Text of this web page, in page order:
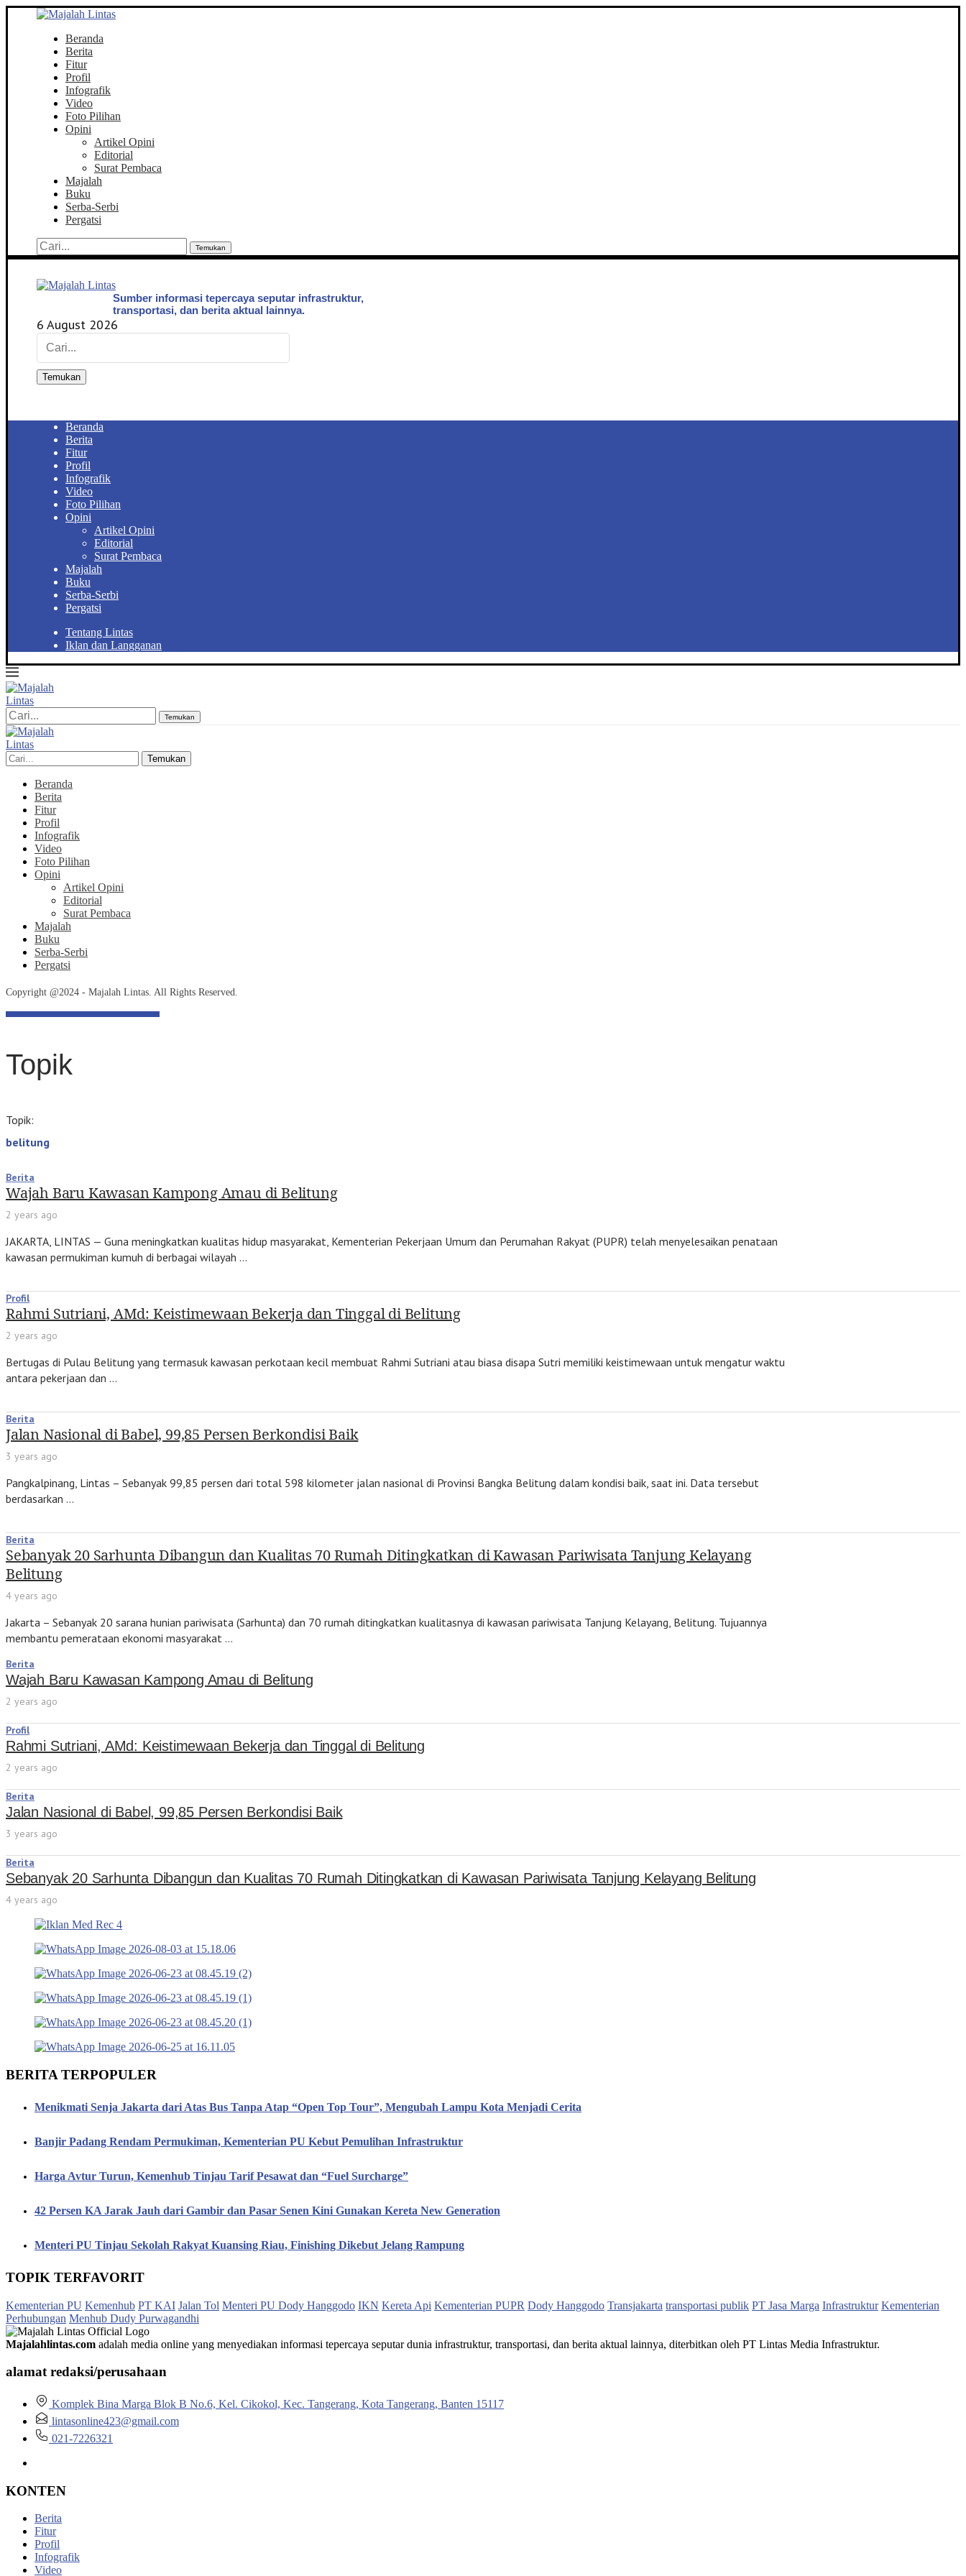
Beranda
Berita
Fitur
Profil
Infografik
Video
Foto Pilihan
Opini
Artikel Opini
Editorial
Surat Pembaca
Majalah
Buku
Serba-Serbi
Pergatsi
Temukan
Sumber informasi tepercaya seputar infrastruktur,
transportasi, dan berita aktual lainnya.
6 August 2026
Temukan
Beranda
Berita
Fitur
Profil
Infografik
Video
Foto Pilihan
Opini
Artikel Opini
Editorial
Surat Pembaca
Majalah
Buku
Serba-Serbi
Pergatsi
Tentang Lintas
Iklan dan Langganan
Temukan
Temukan
Beranda
Berita
Fitur
Profil
Infografik
Video
Foto Pilihan
Opini
Artikel Opini
Editorial
Surat Pembaca
Majalah
Buku
Serba-Serbi
Pergatsi
Copyright @2024 - Majalah Lintas. All Rights Reserved.
Topik
Topik:
belitung
Berita
Wajah Baru Kawasan Kampong Amau di Belitung
2 years ago
JAKARTA, LINTAS — Guna meningkatkan kualitas hidup masyarakat, Kementerian Pekerjaan Umum dan Perumahan Rakyat (PUPR) telah menyelesaikan penataan
kawasan permukiman kumuh di berbagai wilayah …
Profil
Rahmi Sutriani, AMd: Keistimewaan Bekerja dan Tinggal di Belitung
2 years ago
Bertugas di Pulau Belitung yang termasuk kawasan perkotaan kecil membuat Rahmi Sutriani atau biasa disapa Sutri memiliki keistimewaan untuk mengatur waktu
antara pekerjaan dan …
Berita
Jalan Nasional di Babel, 99,85 Persen Berkondisi Baik
3 years ago
Pangkalpinang, Lintas – Sebanyak 99,85 persen dari total 598 kilometer jalan nasional di Provinsi Bangka Belitung dalam kondisi baik, saat ini. Data tersebut
berdasarkan …
Berita
Sebanyak 20 Sarhunta Dibangun dan Kualitas 70 Rumah Ditingkatkan di Kawasan Pariwisata Tanjung Kelayang
Belitung
4 years ago
Jakarta – Sebanyak 20 sarana hunian pariwisata (Sarhunta) dan 70 rumah ditingkatkan kualitasnya di kawasan pariwisata Tanjung Kelayang, Belitung. Tujuannya
membantu pemerataan ekonomi masyarakat …
Berita
Wajah Baru Kawasan Kampong Amau di Belitung
2 years ago
Profil
Rahmi Sutriani, AMd: Keistimewaan Bekerja dan Tinggal di Belitung
2 years ago
Berita
Jalan Nasional di Babel, 99,85 Persen Berkondisi Baik
3 years ago
Berita
Sebanyak 20 Sarhunta Dibangun dan Kualitas 70 Rumah Ditingkatkan di Kawasan Pariwisata Tanjung Kelayang Belitung
4 years ago
BERITA TERPOPULER
Menikmati Senja Jakarta dari Atas Bus Tanpa Atap “Open Top Tour”, Mengubah Lampu Kota Menjadi Cerita
Banjir Padang Rendam Permukiman, Kementerian PU Kebut Pemulihan Infrastruktur
Harga Avtur Turun, Kemenhub Tinjau Tarif Pesawat dan “Fuel Surcharge”
42 Persen KA Jarak Jauh dari Gambir dan Pasar Senen Kini Gunakan Kereta New Generation
Menteri PU Tinjau Sekolah Rakyat Kuansing Riau, Finishing Dikebut Jelang Rampung
TOPIK TERFAVORIT
Kementerian PU Kemenhub PT KAI Jalan Tol Menteri PU Dody Hanggodo IKN Kereta Api Kementerian PUPR Dody Hanggodo Transjakarta transportasi publik PT Jasa Marga Infrastruktur Kementerian
Perhubungan Menhub Dudy Purwagandhi
Majalahlintas.com adalah media online yang menyediakan informasi tepercaya seputar dunia infrastruktur, transportasi, dan berita aktual lainnya, diterbitkan oleh PT Lintas Media Infrastruktur.
alamat redaksi/perusahaan
Komplek Bina Marga Blok B No.6, Kel. Cikokol, Kec. Tangerang, Kota Tangerang, Banten 15117
lintasonline423@gmail.com
021-7226321
KONTEN
Berita
Fitur
Profil
Infografik
Video